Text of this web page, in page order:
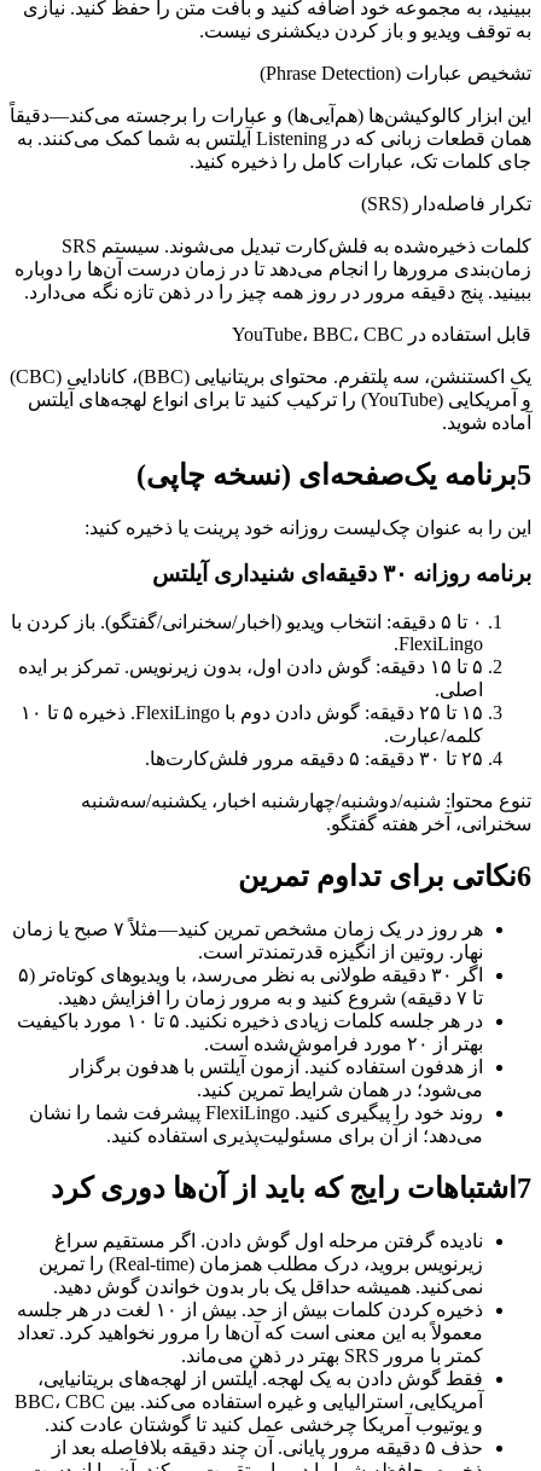
ببینید، به مجموعه خود اضافه کنید و بافت متن را حفظ کنید. نیازی
به توقف ویدیو و باز کردن دیکشنری نیست.
تشخیص عبارات (Phrase Detection)
این ابزار کالوکیشن‌ها (هم‌آیی‌ها) و عبارات را برجسته می‌کند—دقیقاً
همان قطعات زبانی که در Listening آیلتس به شما کمک می‌کنند. به
جای کلمات تک، عبارات کامل را ذخیره کنید.
تکرار فاصله‌دار (SRS)
کلمات ذخیره‌شده به فلش‌کارت تبدیل می‌شوند. سیستم SRS
زمان‌بندی مرورها را انجام می‌دهد تا در زمان درست آن‌ها را دوباره
ببینید. پنج دقیقه مرور در روز همه چیز را در ذهن تازه نگه می‌دارد.
قابل استفاده در YouTube، BBC، CBC
یک اکستنشن، سه پلتفرم. محتوای بریتانیایی (BBC)، کانادایی (CBC)
و آمریکایی (YouTube) را ترکیب کنید تا برای انواع لهجه‌های آیلتس
آماده شوید.
5برنامه یک‌صفحه‌ای (نسخه چاپی)
این را به عنوان چک‌لیست روزانه خود پرینت یا ذخیره کنید:
برنامه روزانه ۳۰ دقیقه‌ای شنیداری آیلتس
۰ تا ۵ دقیقه: انتخاب ویدیو (اخبار/سخنرانی/گفتگو). باز کردن با
FlexiLingo.
۵ تا ۱۵ دقیقه: گوش دادن اول، بدون زیرنویس. تمرکز بر ایده
اصلی.
۱۵ تا ۲۵ دقیقه: گوش دادن دوم با FlexiLingo. ذخیره ۵ تا ۱۰
کلمه/عبارت.
۲۵ تا ۳۰ دقیقه: ۵ دقیقه مرور فلش‌کارت‌ها.
تنوع محتوا: شنبه/دوشنبه/چهارشنبه اخبار، یکشنبه/سه‌شنبه
سخنرانی، آخر هفته گفتگو.
6نکاتی برای تداوم تمرین
هر روز در یک زمان مشخص تمرین کنید—مثلاً ۷ صبح یا زمان
نهار. روتین از انگیزه قدرتمندتر است.
اگر ۳۰ دقیقه طولانی به نظر می‌رسد، با ویدیوهای کوتاه‌تر (۵
تا ۷ دقیقه) شروع کنید و به مرور زمان را افزایش دهید.
در هر جلسه کلمات زیادی ذخیره نکنید. ۵ تا ۱۰ مورد باکیفیت
بهتر از ۲۰ مورد فراموش‌شده است.
از هدفون استفاده کنید. آزمون آیلتس با هدفون برگزار
می‌شود؛ در همان شرایط تمرین کنید.
روند خود را پیگیری کنید. FlexiLingo پیشرفت شما را نشان
می‌دهد؛ از آن برای مسئولیت‌پذیری استفاده کنید.
7 اشتباهات رایج که باید از آن‌ها دوری کرد
نادیده گرفتن مرحله اول گوش دادن. اگر مستقیم سراغ
زیرنویس بروید، درک مطلب همزمان (Real-time) را تمرین
نمی‌کنید. همیشه حداقل یک بار بدون خواندن گوش دهید.
ذخیره کردن کلمات بیش از حد. بیش از ۱۰ لغت در هر جلسه
معمولاً به این معنی است که آن‌ها را مرور نخواهید کرد. تعداد
کمتر با مرور SRS بهتر در ذهن می‌ماند.
فقط گوش دادن به یک لهجه. آیلتس از لهجه‌های بریتانیایی،
آمریکایی، استرالیایی و غیره استفاده می‌کند. بین BBC، CBC
و یوتیوب آمریکا چرخشی عمل کنید تا گوشتان عادت کند.
حذف ۵ دقیقه مرور پایانی. آن چند دقیقه بلافاصله بعد از